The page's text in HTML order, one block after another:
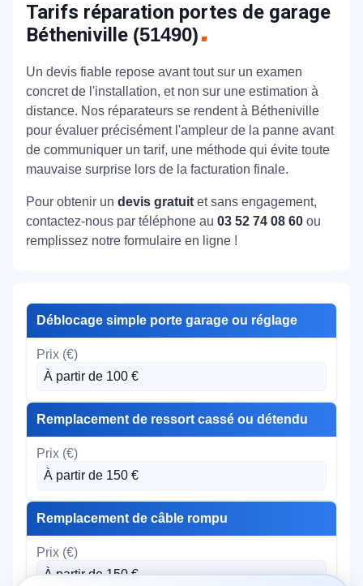
Tarifs réparation portes de garage
Bétheniville (51490)
Un devis fiable repose avant tout sur un examen
concret de l'installation, et non sur une estimation à
distance. Nos réparateurs se rendent à Bétheniville
pour évaluer précisément l'ampleur de la panne avant
de communiquer un tarif, une méthode qui évite toute
mauvaise surprise lors de la facturation finale.
Pour obtenir un devis gratuit et sans engagement,
contactez-nous par téléphone au 03 52 74 08 60 ou
remplissez notre formulaire en ligne !
Déblocage simple porte garage ou réglage
À partir de 100 €
Remplacement de ressort cassé ou détendu
À partir de 150 €
Remplacement de câble rompu
À partir de 150 €